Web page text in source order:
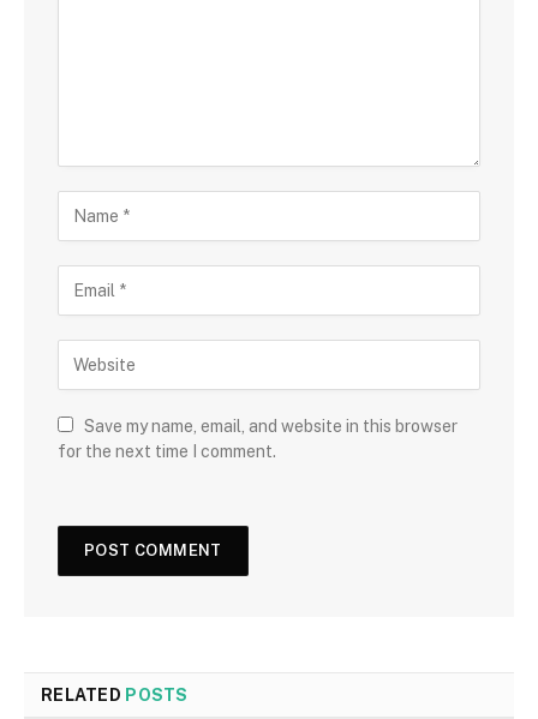
Save my name, email, and website in this browser
for the next time I comment.
RELATED POSTS